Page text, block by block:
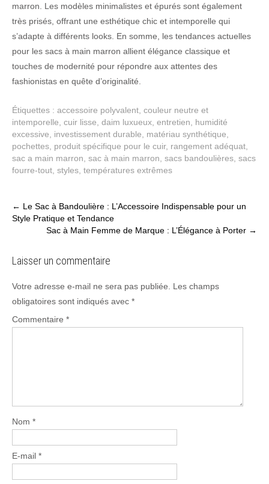
marron. Les modèles minimalistes et épurés sont également
très prisés, offrant une esthétique chic et intemporelle qui
s’adapte à différents looks. En somme, les tendances actuelles
pour les sacs à main marron allient élégance classique et
touches de modernité pour répondre aux attentes des
fashionistas en quête d’originalité.
Étiquettes : accessoire polyvalent couleur neutre et
intemporelle cuir lisse daim luxueux entretien
humidité
excessive
investissement durable matériau synthétique
pochettes produit spécifique pour le cuir, rangement adéquat
sac a main marron sac à main marron sacs bandoulières sacs
fourre-tout styles températures extrêmes
Post
navigation
← Le Sac à Bandoulière : L’Accessoire Indispensable pour un
Style Pratique et Tendance
Sac à Main Femme de Marque : L’Élégance à Porter →
Laisser un commentaire
Votre adresse e-mail ne sera pas publiée.
Les champs
obligatoires sont indiqués avec *
Commentaire *
Nom *
E-mail *